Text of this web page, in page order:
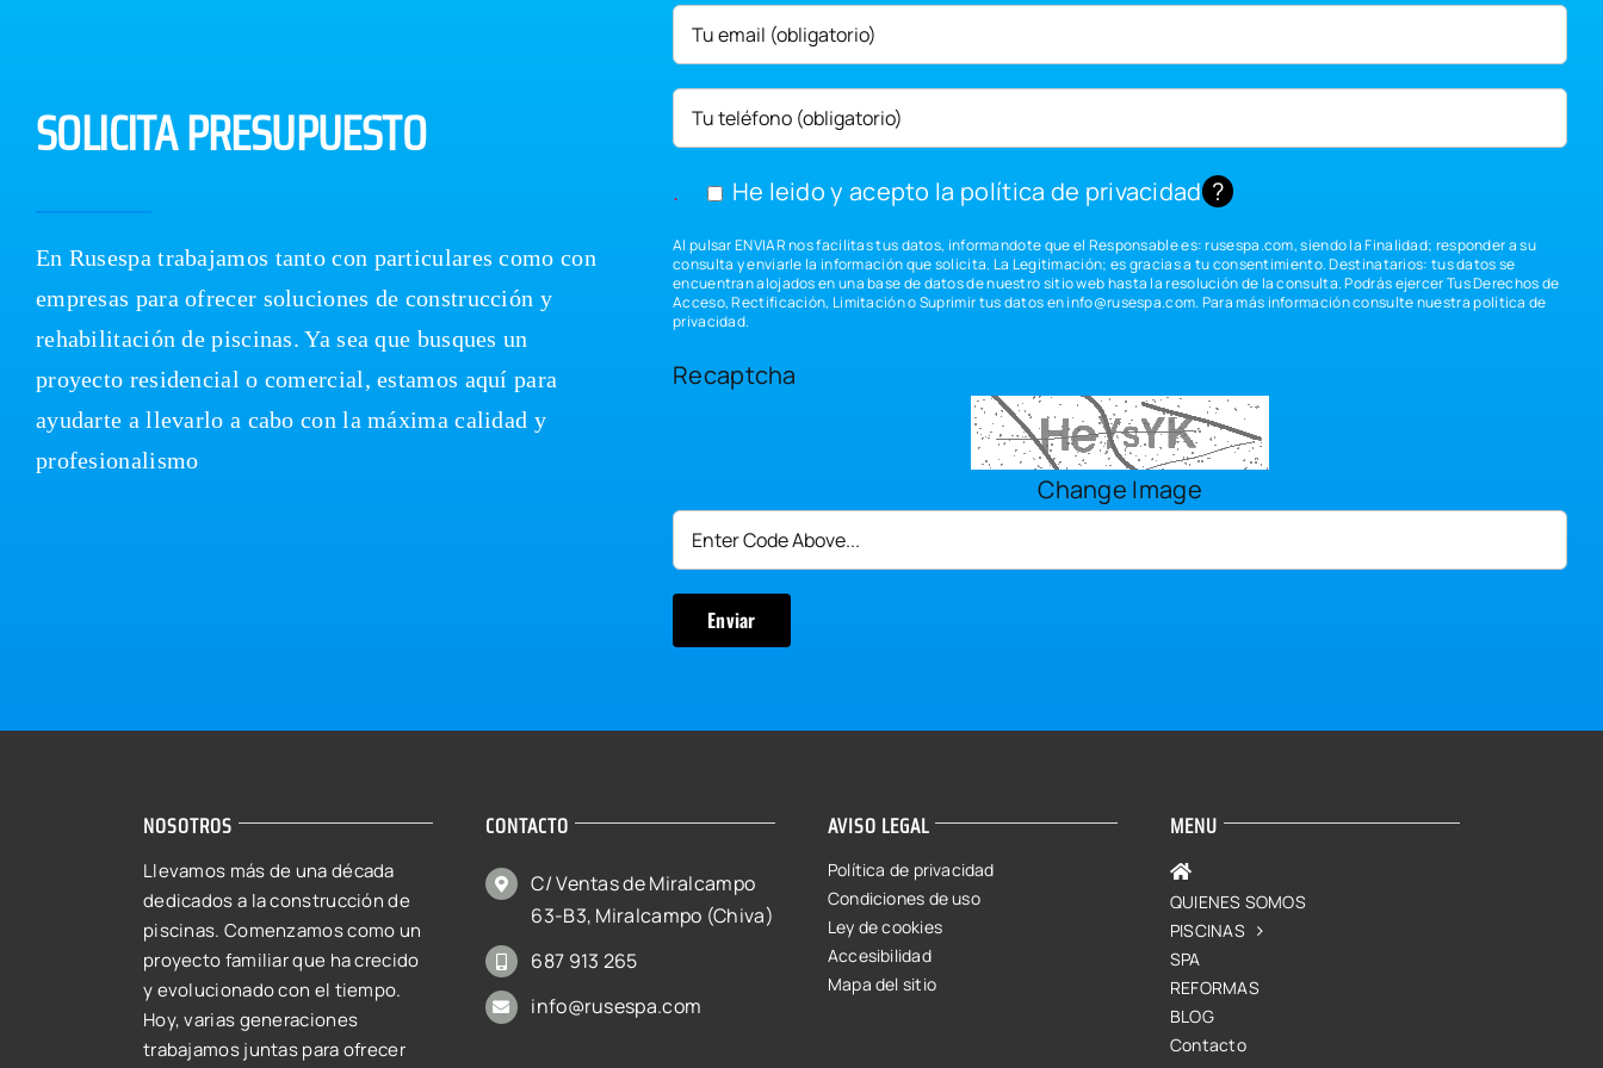
SOLICITA PRESUPUESTO
En Rusespa trabajamos tanto con particulares como con
empresas para ofrecer soluciones de construcción y
rehabilitación de piscinas. Ya sea que busques un
proyecto residencial o comercial, estamos aquí para
ayudarte a llevarlo a cabo con la máxima calidad y
profesionalismo
. He leido y acepto la política de privacidad ?
Al pulsar ENVIAR nos facilitas tus datos, informandote que el Responsable es: rusespa.com, siendo la Finalidad; responder a su
consulta y enviarle la información que solicita. La Legitimación; es gracias a tu consentimiento. Destinatarios: tus datos se
encuentran alojados en una base de datos de nuestro sitio web hasta la resolución de la consulta. Podrás ejercer Tus Derechos de
Acceso, Rectificación, Limitación o Suprimir tus datos eninfo@rusespa.com. Para más información consulte nuestrapolítica de
privacidad.
Recaptcha
Change Image
NOSOTROS
Llevamos más de una década
dedicados a la construcción de
piscinas. Comenzamos como un
proyecto familiar que ha crecido
y evolucionado con el tiempo.
Hoy, varias generaciones
trabajamos juntas para ofrecer
CONTACTO
C/ Ventas de Miralcampo
63-B3, Miralcampo (Chiva)
687 913 265
info@rusespa.com
AVISO LEGAL
Política de privacidad
Condiciones de uso
Ley de cookies
Accesibilidad
Mapa del sitio
MENU
QUIENES SOMOS
PISCINAS
SPA
REFORMAS
BLOG
Contacto